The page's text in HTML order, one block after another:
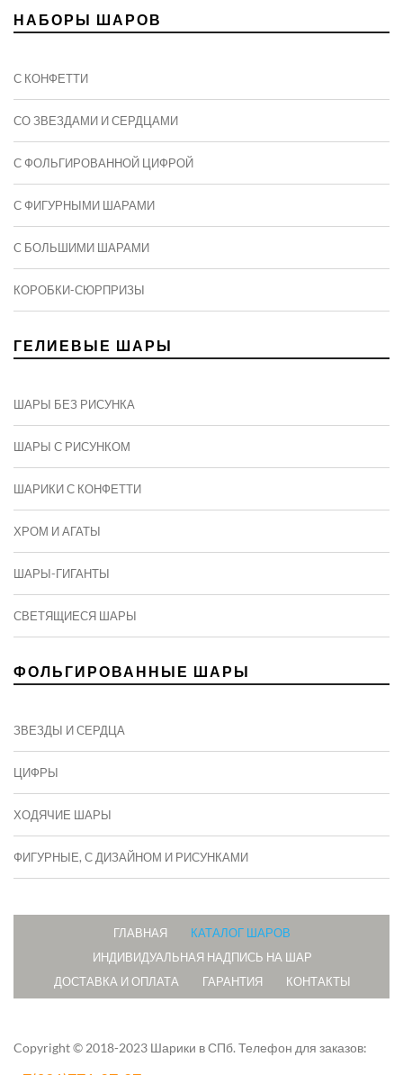
НАБОРЫ ШАРОВ
С КОНФЕТТИ
СО ЗВЕЗДАМИ И СЕРДЦАМИ
С ФОЛЬГИРОВАННОЙ ЦИФРОЙ
С ФИГУРНЫМИ ШАРАМИ
C БОЛЬШИМИ ШАРАМИ
КОРОБКИ-СЮРПРИЗЫ
ГЕЛИЕВЫЕ ШАРЫ
ШАРЫ БЕЗ РИСУНКА
ШАРЫ С РИСУНКОМ
ШАРИКИ С КОНФЕТТИ
ХРОМ И АГАТЫ
ШАРЫ-ГИГАНТЫ
СВЕТЯЩИЕСЯ ШАРЫ
ФОЛЬГИРОВАННЫЕ ШАРЫ
ЗВЕЗДЫ И СЕРДЦА
ЦИФРЫ
ХОДЯЧИЕ ШАРЫ
ФИГУРНЫЕ, С ДИЗАЙНОМ И РИСУНКАМИ
ГЛАВНАЯ
КАТАЛОГ ШАРОВ
ИНДИВИДУАЛЬНАЯ НАДПИСЬ НА ШАР
ДОСТАВКА И ОПЛАТА
ГАРАНТИЯ КОНТАКТЫ
Copyright © 2018-2023 Шарики в СПб. Телефон для заказов: